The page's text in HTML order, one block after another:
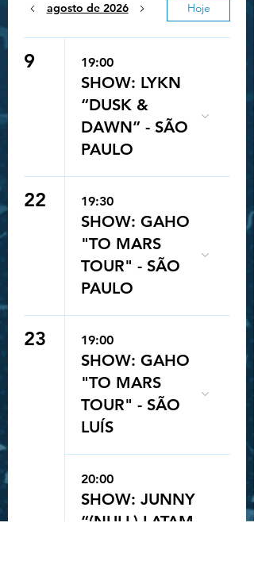
agosto de 2026 Hoje
9 19:00
SHOW: LYKN
“DUSK &
DAWN” - SÃO
PAULO
22 19:30
SHOW: GAHO
"TO MARS
TOUR" - SÃO
PAULO
23 19:00
SHOW: GAHO
"TO MARS
TOUR" - SÃO
LUÍS
20:00
SHOW: JUNNY
“(NULL) LATAM
Queue-Fair